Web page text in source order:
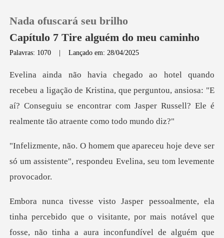
0
Sair
Nada ofuscará seu brilho
Capítulo 7 Tire alguém do meu caminho
Palavras: 1070 |Lançado em: 28/04/2025
e Kristina, que perguntou, ansiosa: "E
aí? Conseguiu se encontrar c
hoje deve ser
só um assistente", responde
ebido que o visitante, por mais notável que
fosse, não tinha a